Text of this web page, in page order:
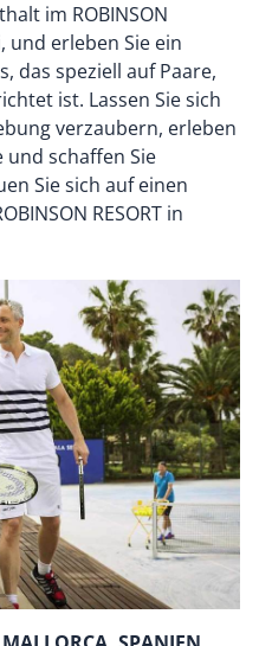
im ROBINSON
und erleben Sie ein
das speziell auf Paare,
ist. Lassen Sie sich
verzaubern, erleben
und schaffen Sie
Sie sich auf einen
RESORT in